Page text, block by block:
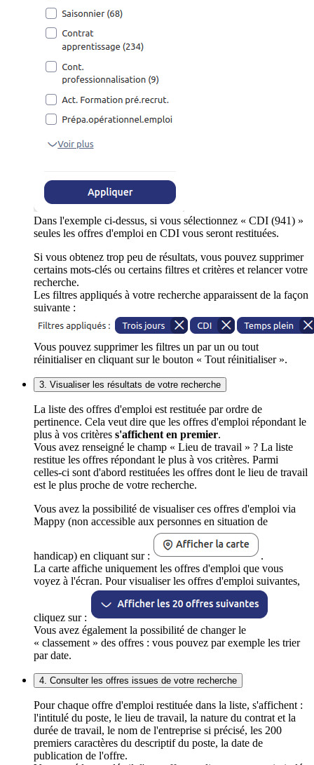
Dans l'exemple ci-dessus, si vous sélectionnez « CDI (941) »
seules les offres d'emploi en CDI vous seront restituées.
Si vous obtenez trop peu de résultats, vous pouvez supprimer
certains mots-clés ou certains filtres et critères et relancer votre
recherche.
Les filtres appliqués à votre recherche apparaissent de la façon
suivante :
Vous pouvez supprimer les filtres un par un ou tout
réinitialiser en cliquant sur le bouton « Tout réinitialiser ».
3. Visualiser les résultats de votre recherche
La liste des offres d'emploi est restituée par ordre de
pertinence. Cela veut dire que les offres d'emploi répondant le
plus à vos critères s'affichent en premier.
Vous avez renseigné le champ « Lieu de travail » ? La liste
restitue les offres répondant le plus à vos critères. Parmi
celles-ci sont d'abord restituées les offres dont le lieu de travail
est le plus proche de votre recherche.
Vous avez la possibilité de visualiser ces offres d'emploi via
Mappy (non accessible aux personnes en situation de
handicap) en cliquant sur :
.
La carte affiche uniquement les offres d'emploi que vous
voyez à l'écran. Pour visualiser les offres d'emploi suivantes,
cliquez sur :
Vous avez également la possibilité de changer le
« classement » des offres : vous pouvez par exemple les trier
par date.
4. Consulter les offres issues de votre recherche
Pour chaque offre d'emploi restituée dans la liste, s'affichent :
l'intitulé du poste, le lieu de travail, la nature du contrat et la
durée de travail, le nom de l'entreprise si précisé, les 200
premiers caractères du descriptif du poste, la date de
publication de l'offre.